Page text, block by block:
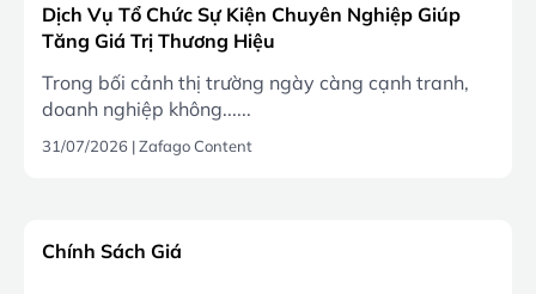
Dịch Vụ Tổ Chức Sự Kiện Chuyên Nghiệp Giúp
Tăng Giá Trị Thương Hiệu
Trong bối cảnh thị trường ngày càng cạnh tranh,
doanh nghiệp không......
31/07/2026 |Zafago Content
Chính Sách Giá